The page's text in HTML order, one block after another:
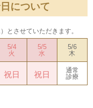
について
とさせていただきます。
5/4
火
5/5
水
5/6
木
祝日 祝日
通常
診療